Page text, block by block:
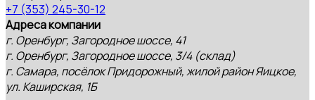
+7 (353) 245-30-12
Адреса компании
г. Оренбург, Загородное шоссе, 41
г. Оренбург, Загородное шоссе, 3/4 (склад)
г. Самара, посёлок Придорожный, жилой район Яицкое,
ул. Каширская, 1Б